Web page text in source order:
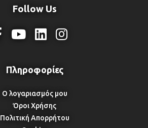
Follow Us
Ο λογαριασμός μου
Όροι Χρήσης
Πολιτική Απορρήτου